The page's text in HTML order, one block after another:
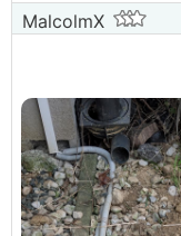
MalcolmX